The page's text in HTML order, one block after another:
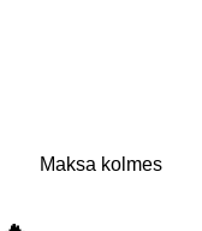
Maksa kolmes